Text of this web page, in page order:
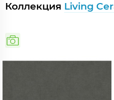
Коллекция Living